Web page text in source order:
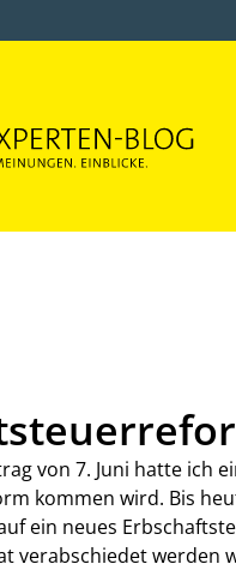
von 7. Juni hatte ich
kommen wird. Bis
ein neues
verabschiedet werden